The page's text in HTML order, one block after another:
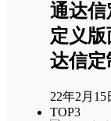
通达信
定义
达信定
22年2月15
TOP3